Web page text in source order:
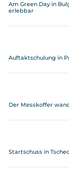
Am Green Day in
erlebbar
Auftaktschulung in
Der Messkoffer
Startschuss in